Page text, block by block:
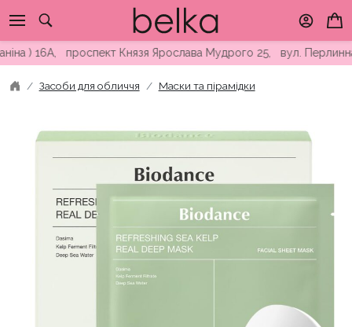
to
contentпроспект Князя Ярослава Мудрого 25, вул. Перлинна 5Б
Засоби для обличчя Маски та пірамідки